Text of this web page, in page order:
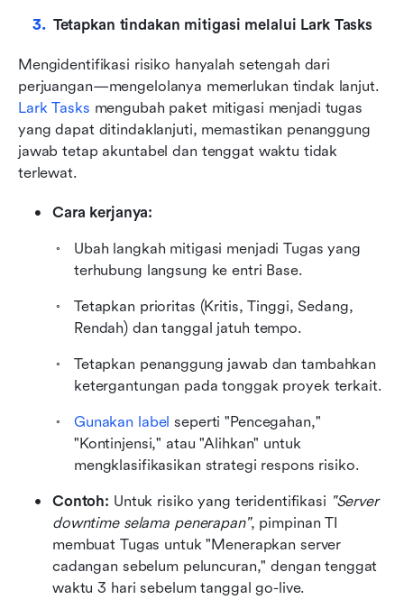
Tetapkan tindakan mitigasi melalui Lark Tasks
Mengidentifikasi risiko hanyalah setengah dari
Lark Tasks mengubah paket mitigasi menjadi tugas
yang dapat ditindaklanjuti, memastikan penanggung
jawab tetap akuntabel dan tenggat waktu tidak
terlewat.
Cara kerjanya:
Ubah langkah mitigasi menjadi Tugas yang
terhubung langsung ke entri Base.
Tetapkan prioritas (Kritis, Tinggi, Sedang,
Rendah) dan tanggal jatuh tempo.
Tetapkan penanggung jawab dan tambahkan
ketergantungan pada tonggak proyek terkait.
Gunakan label seperti "Pencegahan,"
"Kontinjensi," atau "Alihkan" untuk
mengklasifikasikan strategi respons risiko.
Contoh: Untuk risiko yang teridentifikasi "Server
downtime selama penerapan", pimpinan TI
membuat Tugas untuk "Menerapkan server
cadangan sebelum peluncuran," dengan tenggat
waktu 3 hari sebelum tanggal go-live.